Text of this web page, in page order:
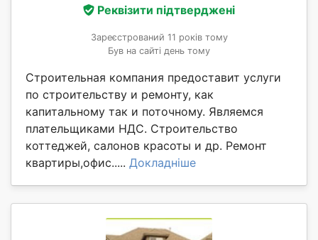
Реквізити підтверджені
Зареєстрований 11 років тому
Був на сайті день тому
Строительная компания предоставит услуги
по строительству и ремонту, как
капитальному так и поточному. Являемся
плательщиками НДС. Строительство
коттеджей, салонов красоты и др. Ремонт
квартиры,офис..... Докладніше